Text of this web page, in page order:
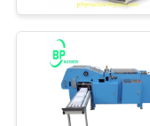
梱包機